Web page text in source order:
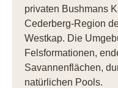
privaten Bushmans
Cederberg-Region
Westkap. Die
Felsformationen,
Savannenflächen,
natürlichen Pools.